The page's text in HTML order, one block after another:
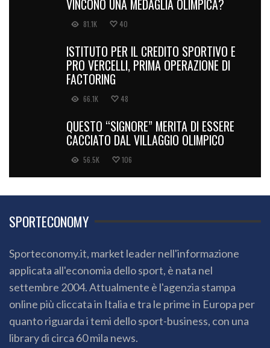
VINCONO UNA MEDAGLIA OLIMPICA?
81.1K 40
ISTITUTO PER IL CREDITO SPORTIVO E
PRO VERCELLI, PRIMA OPERAZIONE DI
FACTORING
66.1K 48
QUESTO “SIGNORE” MERITA DI ESSERE
CACCIATO DAL VILLAGGIO OLIMPICO
56.5K 106
SPORTECONOMY
Sporteconomy.it, market leader nell'informazione
applicata all'economia dello sport, è nata nel
settembre 2004. Attualmente è l'agenzia stampa
online più cliccata in Italia e tra le prime in Europa per
quanto riguarda i temi dello sport-business, con una
library di circa 60 mila news.